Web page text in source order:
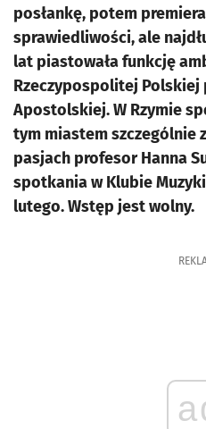
posłankę, potem
sprawiedliwości, ale
lat piastowała funkcję
Rzeczypospolitej Polskiej
Apostolskiej. W Rzymie
tym miastem szczególnie
pasjach profesor Hanna
spotkania w Klubie
lutego. Wstęp jest wolny.